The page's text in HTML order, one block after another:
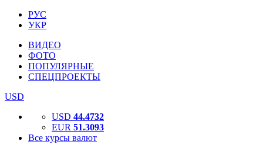
РУС
УКР
ВИДЕО
ФОТО
ПОПУЛЯРНЫЕ
СПЕЦПРОЕКТЫ
USD
USD 44.4732
EUR 51.3093
Все курсы валют